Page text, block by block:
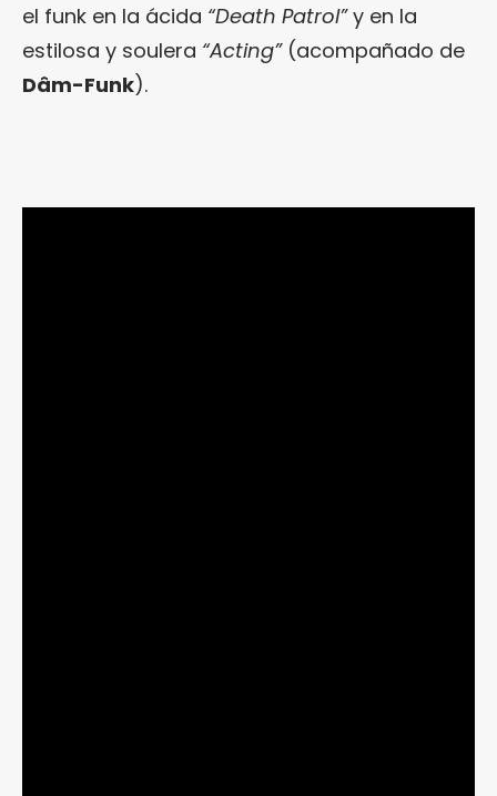
el funk en la ácida “Death Patrol”y en la
estilosa y soulera “Acting”(acompañado de
Dâm-Funk).